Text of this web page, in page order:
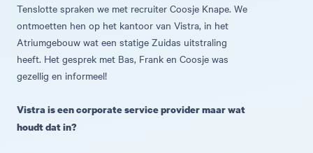
Tenslotte spraken we met recruiter Coosje Knape. We
ontmoetten hen op het kantoor van Vistra, in het
Atriumgebouw wat een statige Zuidas uitstraling
heeft. Het gesprek met Bas, Frank en Coosje was
gezellig en informeel!
Vistra is een corporate service provider maar wat
houdt dat in?